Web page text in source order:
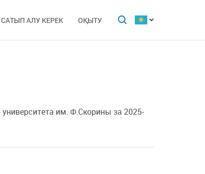
АЛУ КЕРЕК ОҚЫТУ
им. Ф.Скорины за 2025-